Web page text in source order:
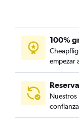
100%
empezar
Nuestros